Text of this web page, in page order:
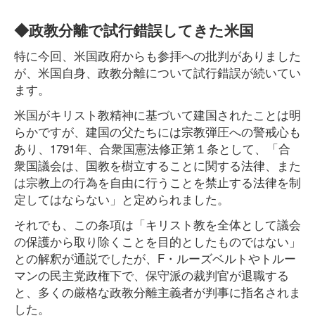
◆政教分離で試行錯誤してきた米国
特に今回、米国政府からも参拝への批判がありました
が、米国自身、政教分離について試行錯誤が続いてい
ます。
米国がキリスト教精神に基づいて建国されたことは明
らかですが、建国の父たちには宗教弾圧への警戒心も
あり、1791年、合衆国憲法修正第１条として、「合
衆国議会は、国教を樹立することに関する法律、また
は宗教上の行為を自由に行うことを禁止する法律を制
定してはならない」と定められました。
それでも、この条項は「キリスト教を全体として議会
の保護から取り除くことを目的としたものではない」
との解釈が通説でしたが、F・ルーズベルトやトルー
マンの民主党政権下で、保守派の裁判官が退職する
と、多くの厳格な政教分離主義者が判事に指名されま
した。